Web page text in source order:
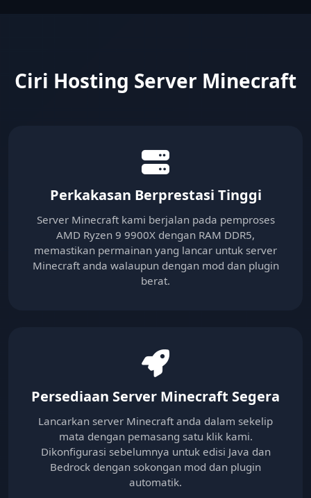
Ciri Hosting Server Minecraft
Perkakasan Berprestasi Tinggi
Server Minecraft kami berjalan pada pemproses
AMD Ryzen 9 9900X dengan RAM DDR5,
memastikan permainan yang lancar untuk server
Minecraft anda walaupun dengan mod dan plugin
berat.
Persediaan Server Minecraft Segera
Lancarkan server Minecraft anda dalam sekelip
mata dengan pemasang satu klik kami.
Dikonfigurasi sebelumnya untuk edisi Java dan
Bedrock dengan sokongan mod dan plugin
automatik.